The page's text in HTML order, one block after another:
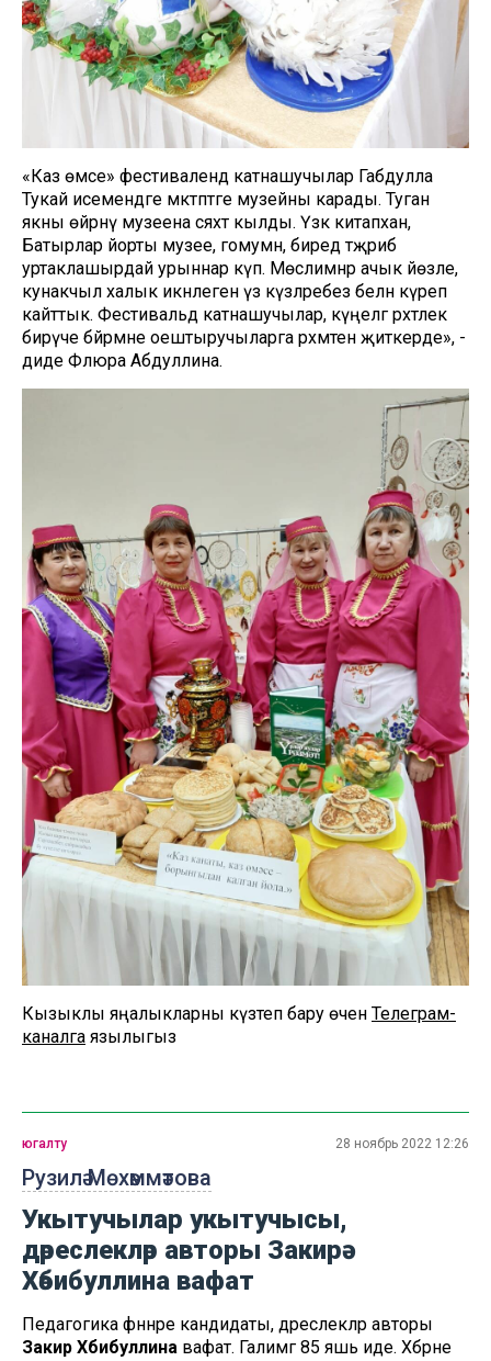
«Каз өмәсе» фестивалендә катнашучылар Габдулла
Тукай исемендәге мәктәптәге музейны карады. Туган
якны өйрәнү музеена сәяхәт кылды. Үзәк китапханә,
Батырлар йорты музее, гомумән, биредә тәҗрибә
уртаклашырдай урыннар күп. Мөслимнәр ачык йөзле,
кунакчыл халык икәнлеген үз күзләребез белән күреп
кайттык. Фестивальдә катнашучылар, күңелгә рәхәтлек
бирүче бәйрәмне оештыручыларга рәхмәтен җиткерде», -
диде Флюра Абдуллина.
Кызыклы яңалыкларны күзәтеп бару өчен Телеграм-
каналга язылыгыз
Рузилә Мөхәммәтова
югалту 28 ноябрь 2022 12:26
Укытучылар укытучысы,
дәреслекләр авторы Закирә
Хәбибуллина вафат
Педагогика фәннәре кандидаты, дәреслекләр авторы
Закирә Хәбибуллина вафат. Галимәгә 85 яшь иде. Хәбәрне